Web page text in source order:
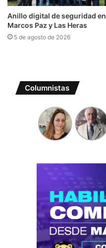
Anillo digital de seguridad en
Marcos Paz y Las Heras
5 de agosto de 2026
Columnistas